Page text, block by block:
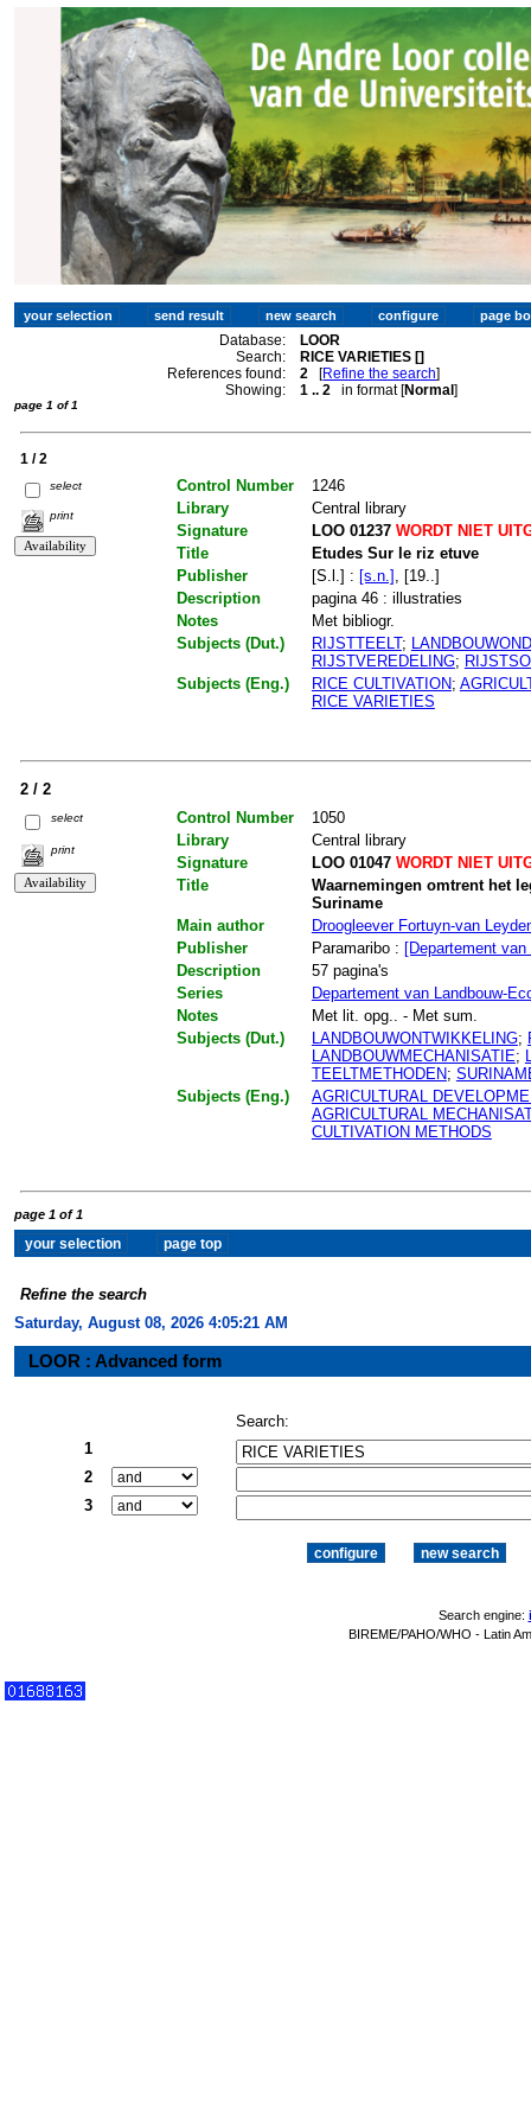
Database:
LOOR
Search:
RICE VARIETIES []
References found:
2 [Refine the search]
Showing:
1 .. 2 in format [Normal]
page 1 of 1
1 / 2
select
print
Control Number
1246
Library
Central library
Signature
LOO 01237WORDT NIET
Title
Etudes Sur le riz etuve
Publisher
[S.l.] : [s.n.]
, [19..]
Description
pagina 46 : illustraties
Notes
Met bibliogr.
Subjects (Dut.)
RIJSTTEELT;
RIJSTVEREDELING;
Subjects (Eng.)
RICE CULTIVATION;
RICE VARIETIES
2 / 2
select
print
Control Number
1050
Library
Central library
Signature
LOO 01047WORDT NIET
Title
Waarnemingen omtrent het
Suriname
Main author
Droogleever Fortuyn-van
Publisher
Paramaribo : [Departement
Description
57 pagina's
Series
Departement van Landbouw-
Notes
Met lit. opg.. - Met sum.
Subjects (Dut.)
LANDBOUWONTWIKKELING;
LANDBOUWMECHANISATIE;
TEELTMETHODEN;
Subjects (Eng.)
AGRICULTURAL
AGRICULTURAL
CULTIVATION METHODS
page 1 of 1
Refine the search
Saturday, August 08, 2026 4:05:21 AM
LOOR : Advanced form
Search:
1
2
3
Search engine:
BIREME/PAHO/WHO - Latin